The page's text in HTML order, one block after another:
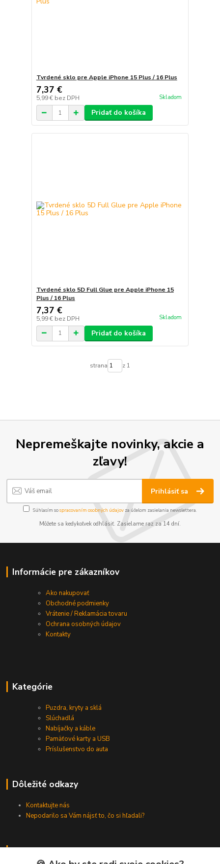
Tvrdené sklo pre Apple iPhone 15 Plus / 16 Plus
7,37 €
5,99 € bez DPH Skladom
Pridať do košíka
Tvrdené sklo 5D Full Glue pre Apple iPhone 15
Plus / 16 Plus
7,37 €
5,99 € bez DPH Skladom
Pridať do košíka
strana z 1
Nepremeškajte novinky, akcie a
zľavy!
Prihlásiť sa
Súhlasím sospracovaním osobných údajov za účelom zasielania newslettera.
Môžete sa kedykoľvek odhlásiť. Zasielame raz za 14 dní.
Informácie pre zákazníkov
Ako nakupovať
Obchodné podmienky
Vrátenie / Reklamácia tovaru
Ochrana osobných údajov
Kontakty
Kategórie
Puzdra, kryty a sklá
Slúchadlá
Nabíjačky a káble
Pamäťové karty a USB
Príslušenstvo do auta
Dôležité odkazy
Kontaktujte nás
Nepodarilo sa Vám nájsť to, čo si hľadali?
Kontakty